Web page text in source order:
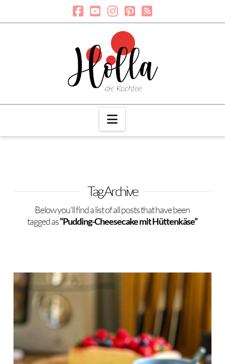
Navigation
Tag Archive
Below you'll find a list of all posts that have been
tagged as“Pudding-Cheesecake mit Hüttenkäse”